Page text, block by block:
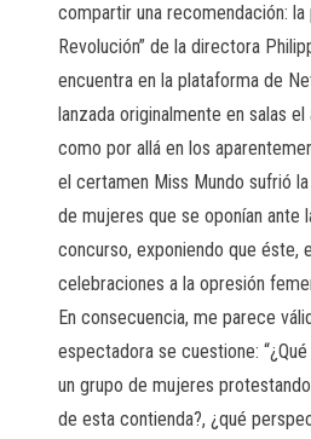
compartir una recomendación: la
Revolución” de la directora
encuentra en la plataforma de
lanzada originalmente en salas
como por allá en los
el certamen Miss Mundo sufrió
de mujeres que se oponían ante
concurso, exponiendo que éste,
celebraciones a la opresión
En consecuencia, me parece
espectadora se cuestione:
un grupo de mujeres
de esta contienda?, ¿qué